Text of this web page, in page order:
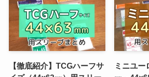
【徹底紹介】TCGハーフサ
ミニユー